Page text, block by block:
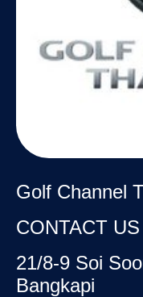
Golf Channel
CONTACT US
21/8-9 Soi
Bangkapi